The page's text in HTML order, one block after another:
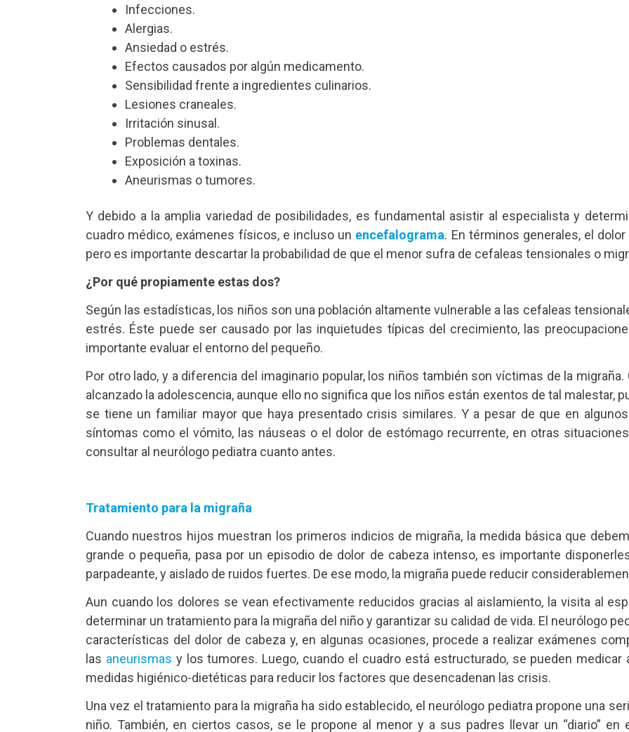
Infecciones.
Alergias.
Ansiedad o estrés.
Efectos causados por algún medicamento.
Sensibilidad frente a ingredientes culinarios.
Lesiones craneales.
Irritación sinusal.
Problemas dentales.
Exposición a toxinas.
Aneurismas o tumores.
Y debido a la amplia variedad de posibilidades, es fundamental asistir al especialista y
cuadro médico, exámenes físicos, e incluso un encefalograma. En términos generales, el
pero es importante descartar la probabilidad de que el menor sufra de cefaleas tensionales o
¿Por qué propiamente estas dos?
Según las estadísticas, los niños son una población altamente vulnerable a las cefaleas
estrés. Éste puede ser causado por las inquietudes típicas del crecimiento, las
importante evaluar el entorno del pequeño.
Por otro lado, y a diferencia del imaginario popular, los niños también son víctimas de la
alcanzado la adolescencia, aunque ello no significa que los niños están exentos de tal malestar,
se tiene un familiar mayor que haya presentado crisis similares. Y a pesar de que en
síntomas como el vómito, las náuseas o el dolor de estómago recurrente, en otras
consultar al neurólogo pediatra cuanto antes.
Tratamiento para la migraña
Cuando nuestros hijos muestran los primeros indicios de migraña, la medida básica que
grande o pequeña, pasa por un episodio de dolor de cabeza intenso, es importante
parpadeante, y aislado de ruidos fuertes. De ese modo, la migraña puede reducir
Aun cuando los dolores se vean efectivamente reducidos gracias al aislamiento, la visita al
determinar un tratamiento para la migraña del niño y garantizar su calidad de vida. El neurólogo
características del dolor de cabeza y, en algunas ocasiones, procede a realizar exámenes
las aneurismas y los tumores. Luego, cuando el cuadro está estructurado, se pueden
medidas higiénico-dietéticas para reducir los factores que desencadenan las crisis.
Una vez el tratamiento para la migraña ha sido establecido, el neurólogo pediatra propone una
niño. También, en ciertos casos, se le propone al menor y a sus padres llevar un “diario”